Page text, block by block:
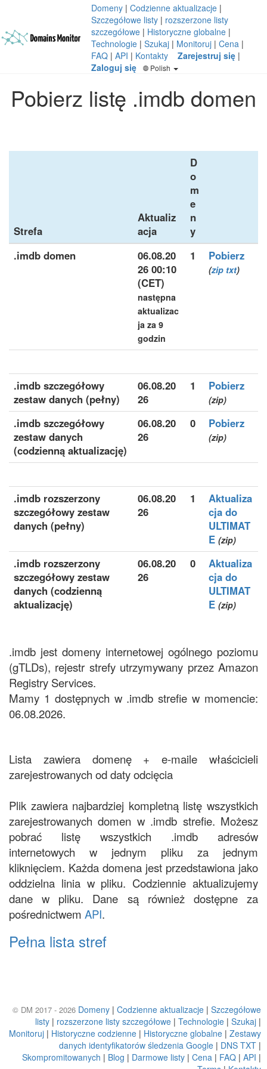
Domeny | Codzienne aktualizacje |
Szczegółowe listy | rozszerzone listy
szczegółowe | Historyczne globalne |
Technologie | Szukaj | Monitoruj | Cena |
FAQ | API | Kontakty Zarejestruj się |
Zaloguj się
Polish
Pobierz listę .imdb domen
Strefa
Aktualiz
acja
D
o
m
e
n
y
.imdb domen
06.08.20
26 00:10
(CET)
następna
aktualizac
ja za 9
godzin
1 Pobierz
(zip txt)
.imdb szczegółowy
zestaw danych (pełny)
06.08.20
26
1 Pobierz
(zip)
.imdb szczegółowy
zestaw danych
(codzienną aktualizację)
06.08.20
26
0 Pobierz
(zip)
.imdb rozszerzony
szczegółowy zestaw
danych (pełny)
06.08.20
26
1
Aktualiza
cja do
ULTIMAT
E (zip)
.imdb rozszerzony
szczegółowy zestaw
danych (codzienną
aktualizację)
06.08.20
26
0
Aktualiza
cja do
ULTIMAT
E (zip)
.imdb jest domeny internetowej ogólnego poziomu
(gTLDs), rejestr strefy utrzymywany przez Amazon
Registry Services.
Mamy 1 dostępnych w .imdb strefie w momencie:
06.08.2026.
Lista zawiera domenę + e-maile właścicieli
zarejestrowanych od daty odcięcia
Plik zawiera najbardziej kompletną listę wszystkich
zarejestrowanych domen w .imdb strefie. Możesz
pobrać listę wszystkich .imdb adresów
internetowych w jednym pliku za jednym
kliknięciem. Każda domena jest przedstawiona jako
oddzielna linia w pliku. Codziennie aktualizujemy
dane w pliku. Dane są również dostępne za
pośrednictwem API.
Pełna lista stref
© DM 2017 - 2026 Domeny | Codzienne aktualizacje | Szczegółowe
listy | rozszerzone listy szczegółowe | Technologie | Szukaj |
Monitoruj | Historyczne codzienne | Historyczne globalne | Zestawy
danych identyfikatorów śledzenia Google | DNS TXT |
Skompromitowanych | Blog | Darmowe listy | Cena | FAQ | API |